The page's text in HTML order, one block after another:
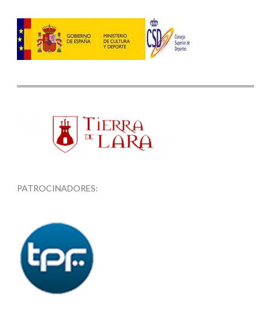
PATROCINADORES: